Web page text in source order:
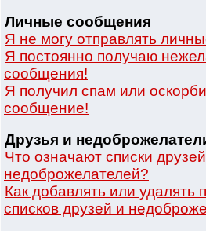
Личные сообщения
Я не могу отправлять
Я постоянно получаю
сообщения!
Я получил спам или
сообщение!
Друзья и
Что означают списки
недоброжелателей?
Как добавлять или удалять
списков друзей и